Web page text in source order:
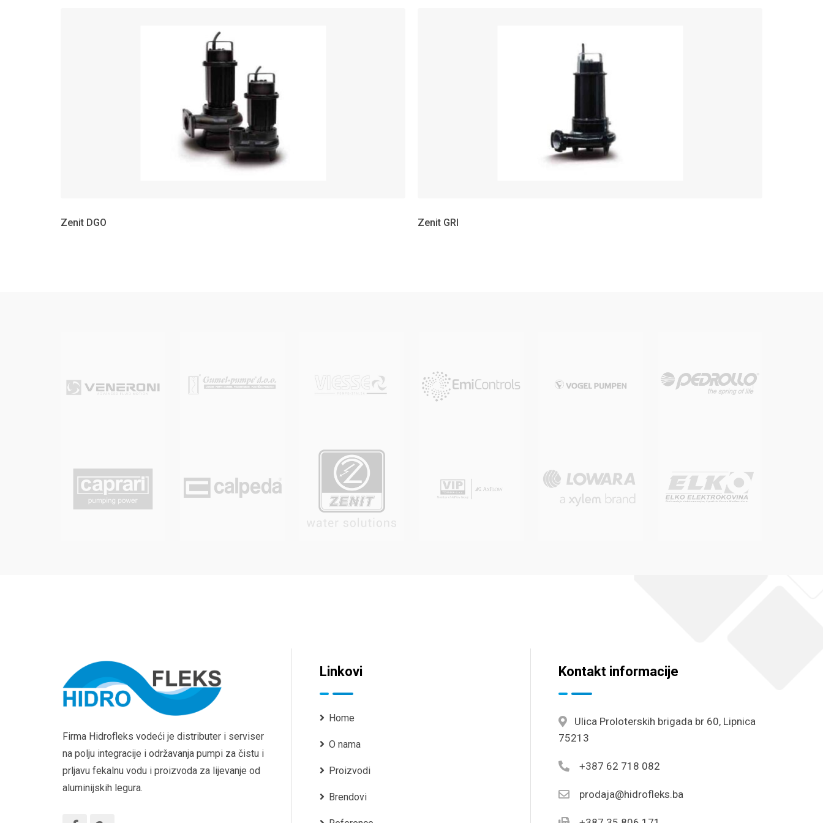
Zenit DGO Zenit GRI
Firma Hidrofleks vodeći je distributer i serviser
na polju integracije i održavanja pumpi za čistu i
prljavu fekalnu vodu i proizvoda za lijevanje od
aluminijskih legura.
Linkovi
Home
O nama
Proizvodi
Brendovi
Kontakt informacije
Ulica Proloterskih brigada br 60, Lipnica
75213
+387 62 718 082
prodaja@hidrofleks.ba